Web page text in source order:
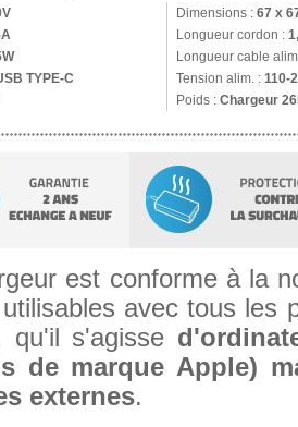
Dimensions : 67 x
Longueur cordon :
Longueur cable
TYPE-C Tension alim. : 110-
Poids : Chargeur
est conforme à la
avec tous les
qu'il s'agisse
de marque Apple)
externes.